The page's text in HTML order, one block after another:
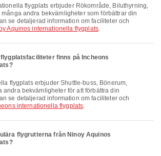
många andra bekvämligheter som förbättrar din
se detaljerad information om faciliteter och
Aquinos internationella flygplats.
finns på Incheons
andra bekvämligheter för att förbättra din
se detaljerad information om faciliteter och
internationella flygplats.
flygrutterna från Ninoy Aquinos